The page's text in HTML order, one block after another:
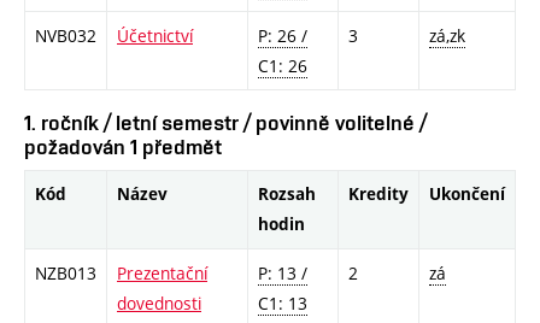
NVB032 Účetnictví
P: 26 /
C1: 26
3 zá,zk
1. ročník / letní semestr / povinně volitelné /
požadován 1 předmět
Kód Název
Rozsah
hodin
Kredity Ukončení
NZB013
Prezentační
dovednosti
P: 13 /
C1: 13
2 zá